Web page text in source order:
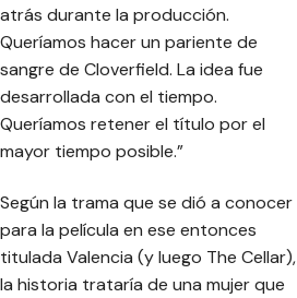
atrás durante la producción.
Queríamos hacer un pariente de
sangre de Cloverfield. La idea fue
desarrollada con el tiempo.
Queríamos retener el título por el
mayor tiempo posible.”
Según la trama que se dió a conocer
para la película en ese entonces
titulada Valencia (y luego The Cellar),
la historia trataría de una mujer que